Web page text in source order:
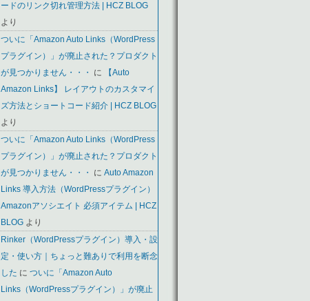
ードのリンク切れ管理方法 | HCZ BLOG
より
ついに「Amazon Auto Links（WordPress
プラグイン）」が廃止された？プロダクト
が見つかりません・・・
に
【Auto
Amazon Links】 レイアウトのカスタマイ
ズ方法とショートコード紹介 | HCZ BLOG
より
ついに「Amazon Auto Links（WordPress
プラグイン）」が廃止された？プロダクト
が見つかりません・・・
に Auto Amazon
Links 導入方法（WordPressプラグイン）
Amazonアソシエイト 必須アイテム | HCZ
BLOG より
Rinker（WordPressプラグイン）導入・設
定・使い方｜ちょっと難ありで利用を断念
した に ついに「Amazon Auto
Links（WordPressプラグイン）」が廃止